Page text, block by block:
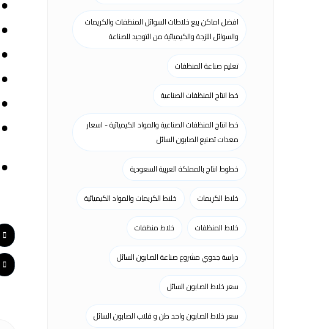
افضل اماكن بيع خلاطات السوائل المنظفات والكريمات
والسوائل اللزجة والكيميائية من التوحيد للصناعة
تعليم صناعة المنظفات
خط انتاج المنظفات الصناعية
خط انتاج المنظفات الصناعية والمواد الكيميائية - اسعار
معدات تصنيع الصابون السائل
خطوط انتاج بالمملكة العربية السعودية
خلاط الكريمات خلاط الكريمات والمواد الكيميائية
خلاط المنظفات خلاط منظفات
دراسة جدوي مشروع صناعة الصابون السائل
سعر خلاط الصابون السائل
سعر خلاط الصابون واحد طن و قلاب الصابون السائل